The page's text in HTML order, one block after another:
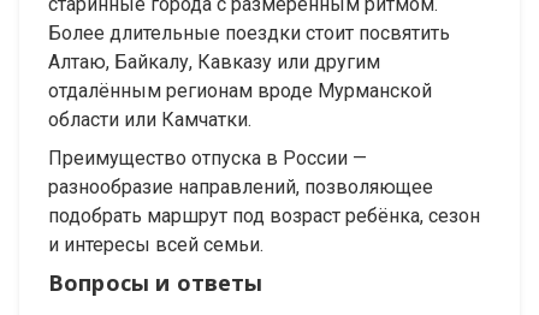
Более длительные поездки стоит посвятить
Алтаю, Байкалу, Кавказу или другим
отдалённым регионам вроде Мурманской
области или Камчатки.
Преимущество отпуска в России —
разнообразие направлений, позволяющее
подобрать маршрут под возраст ребёнка, сезон
и интересы всей семьи.
Вопросы и ответы